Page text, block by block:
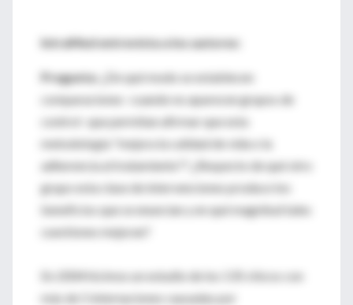
IntraMed entrevista a los autores:
Pregunta:
¿De qué modo se establecen
comparaciones -cuando no aparecen grupos de
control- que permitan afirmar que esta
metodología "mejora la calidad de vida o la
adherencia al tratamiento"? ¿Respecto de qué otro
grupo esta clase de intervenciones produce los
beneficios que se enuncian y en qué magnitud tales
cuestiones mejoran?
En 2004 hicimos un estudio de los 135 chicos con
más de 5 internaciones causadas por